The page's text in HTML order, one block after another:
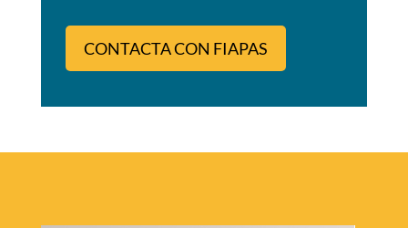
CONTACTA CON FIAPAS